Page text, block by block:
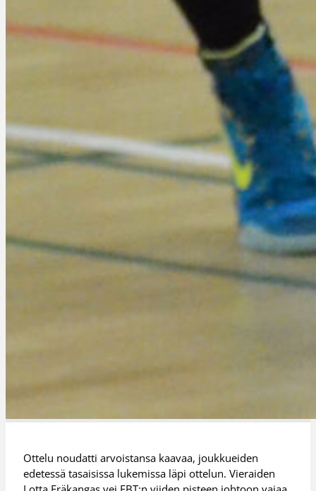
Ottelu noudatti arvoistansa kaavaa, joukkueiden
edetessä tasaisissa lukemissa läpi ottelun. Vieraiden